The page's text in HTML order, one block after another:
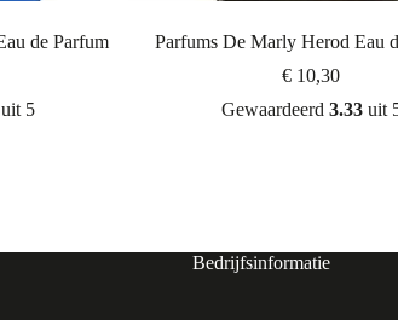
de Parfum
uit 5
Parfums De Marly Herod Eau
€ 10,30
Gewaardeerd 3.33uit
Bedrijfsinformatie